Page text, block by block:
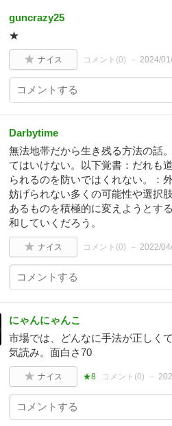
guncrazy25
★
ナイス コメント(0) 2024/
Darbytime
無法地帯だから生き残る方法の話
てはいけない。以下覚書：だれも
られるのを防いではくれない。：
妨げられない多くの可能性や選択
あるものを積極的に変えようとす
和していくだろう。
ナイス コメント(0) 2022/
にゃんにゃんこ
市場では、どんなに手法が正しく
気読み。面白さ70
ナイス ★8 コメント(0)